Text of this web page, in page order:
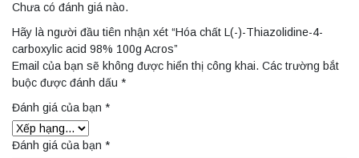
Chưa có đánh giá nào.
Hãy là người đầu tiên nhận xét “Hóa chất L(-)-Thiazolidine-4-
carboxylic acid 98% 100g Acros”
Email của bạn sẽ không được hiển thị công khai. Các trường bắt
buộc được đánh dấu *
Đánh giá của bạn *
Đánh giá của bạn *